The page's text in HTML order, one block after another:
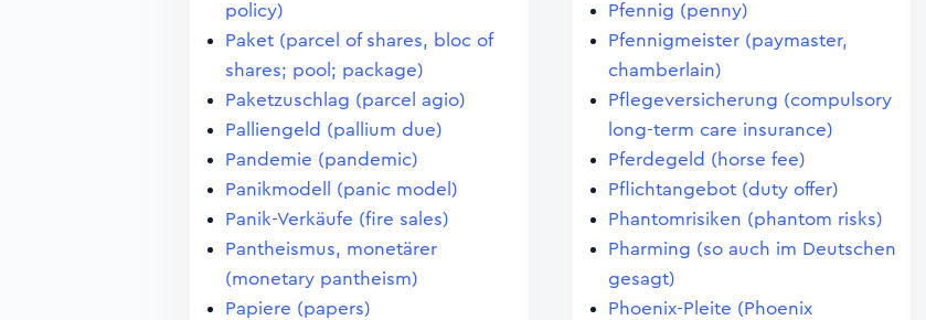
policy)
Paket (parcel of shares, bloc of
shares; pool; package)
Paketzuschlag (parcel agio)
Palliengeld (pallium due)
Pandemie (pandemic)
Panikmodell (panic model)
Panik-Verkäufe (fire sales)
Pantheismus, monetärer
(monetary pantheism)
Papiere (papers)
Pfennig (penny)
Pfennigmeister (paymaster,
chamberlain)
Pflegeversicherung (compulsory
long-term care insurance)
Pferdegeld (horse fee)
Pflichtangebot (duty offer)
Phantomrisiken (phantom risks)
Pharming (so auch im Deutschen
gesagt)
Phoenix-Pleite (Phoenix